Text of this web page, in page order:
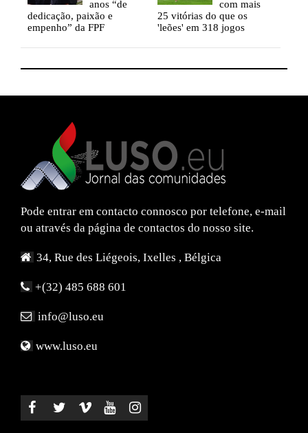
anos “de
dedicação, paixão e
empenho” da FPF
com mais
25 vitórias do que os
'leões' em 318 jogos
Pode entrar em contacto connosco por telefone, e-mail
ou através da página de contactos do nosso site.
34, Rue des Liégeois, Ixelles , Bélgica
+(32) 485 688 601
info@luso.eu
www.luso.eu